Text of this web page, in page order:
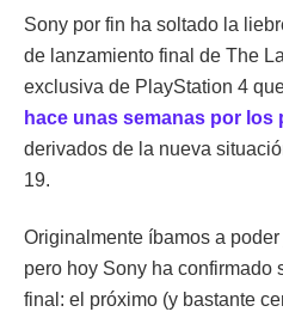
Sony por fin ha soltado la
de lanzamiento final de The
exclusiva de PlayStation 4
hace unas semanas por
derivados de la nueva
19.
Originalmente íbamos a
pero hoy Sony ha confirmado
final: el próximo (y bastante